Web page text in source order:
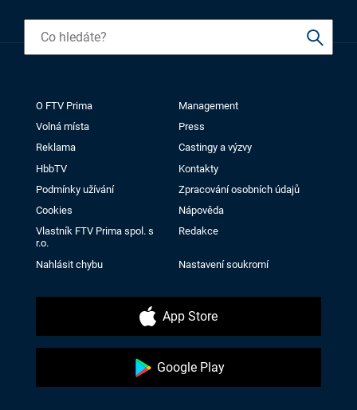
O FTV Prima
Management
Volná místa
Press
Reklama
Castingy a výzvy
HbbTV
Kontakty
Podmínky užívání
Zpracování osobních údajů
Cookies
Nápověda
Vlastník FTV Prima spol. s
r.o.
Redakce
Nahlásit chybu Nastavení soukromí
App Store
Google Play